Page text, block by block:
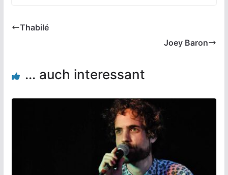
Thabilé
Joey Baron
... auch interessant